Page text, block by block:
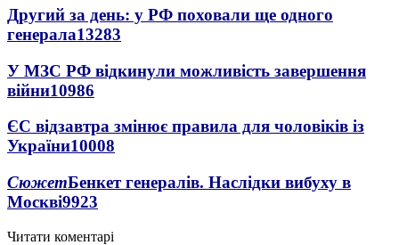
Другий за день: у РФ поховали ще одного
генерала13283
У МЗС РФ відкинули можливість завершення
війни10986
ЄС відзавтра змінює правила для чоловіків із
України10008
СюжетБенкет генералів. Наслідки вибуху в
Москві9923
Читати коментарі